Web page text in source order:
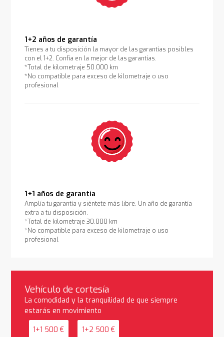
1+2 años de garantía
Tienes a tu disposición la mayor de las garantías posibles
con el 1+2. Confía en la mejor de las garantías.
*Total de kilometraje 50.000 km
*No compatible para exceso de kilometraje o uso
profesional
1+1 años de garantía
Amplía tu garantía y siéntete más libre. Un año de garantía
extra a tu disposición.
*Total de kilometraje 30.000 km
*No compatible para exceso de kilometraje o uso
profesional
Vehículo de cortesía
La comodidad y la tranquilidad de que siempre
estarás en movimiento
1+1 500 € 1+2 500 €